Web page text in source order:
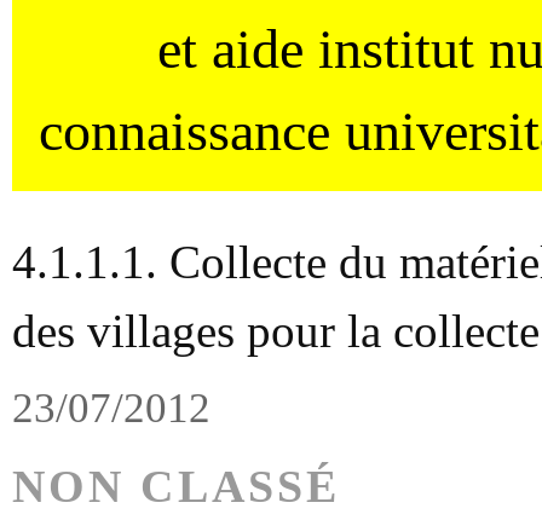
et aide institut
connaissance
4.1.1.1. Collecte du
des villages pour la collecte
23/07/2012
NON CLASSÉ